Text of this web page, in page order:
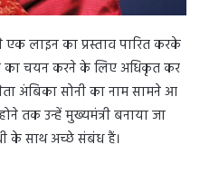
लाइन का प्रस्ताव पारित करके
का चयन करने के लिए अधिकृत कर
अंबिका सोनी का नाम सामने आ
तक उन्हें मुख्यमंत्री बनाया जा
के साथ अच्छे संबंध हैं।